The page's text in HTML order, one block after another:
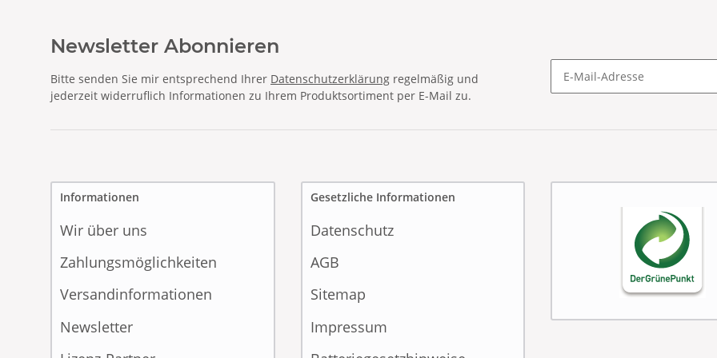
Newsletter Abonnieren
Bitte senden Sie mir entsprechend Ihrer Datenschutzerklärung regelmäßig und
jederzeit widerruflich Informationen zu Ihrem Produktsortiment per E-Mail zu.
Informationen
Wir über uns
Zahlungsmöglichkeiten
Versandinformationen
Newsletter
Gesetzliche Informationen
Datenschutz
AGB
Sitemap
Impressum